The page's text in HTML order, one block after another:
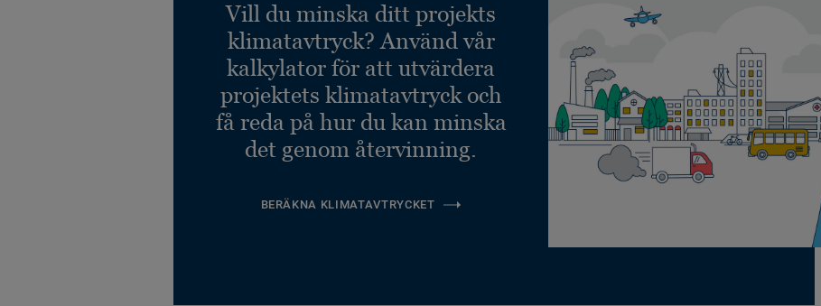
Vill du minska ditt projekts
klimatavtryck? Använd vår
kalkylator för att utvärdera
projektets klimatavtryck och
få reda på hur du kan minska
det genom återvinning.
BERÄKNA KLIMATAVTRYCKET